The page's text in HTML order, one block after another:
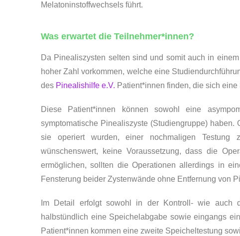
Melatoninstoffwechsels führt.
Was erwartet die Teilnehmer*innen?
Da Pinealiszysten selten sind und somit auch in
hoher Zahl vorkommen, welche eine
des Pinealishilfe e.V. Patient*innen finden, die sich
Diese Patient*innen können sowohl eine
symptomatische Pinealiszyste (Studiengruppe)
sie operiert wurden, einer nochmaligen Testung
wünschenswert, keine Voraussetzung, dass die
ermöglichen, sollten die Operationen allerdings in
Fensterung beider Zystenwände ohne Entfernung von
Im Detail erfolgt sowohl in der Kontroll- wie auch
halbstündlich eine Speichelabgabe sowie eingangs
Patient*innen kommen eine zweite Speicheltestung